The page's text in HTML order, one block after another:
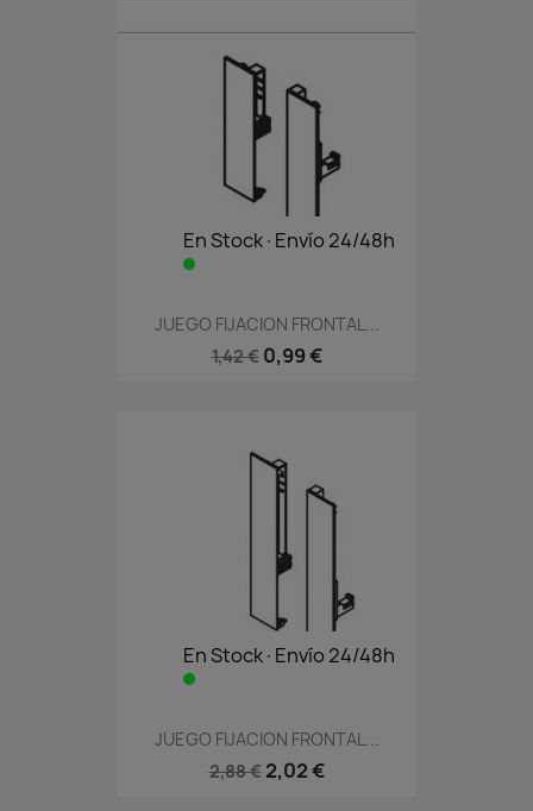
En Stock·Envío 24/48h
JUEGO FIJACION FRONTAL...
1,42 € 0,99 €
En Stock·Envío 24/48h
JUEGO FIJACION FRONTAL...
2,88 € 2,02 €